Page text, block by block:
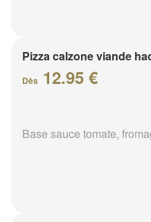
Pizza calzone viande
Dès 12.95 €
Base sauce tomate,